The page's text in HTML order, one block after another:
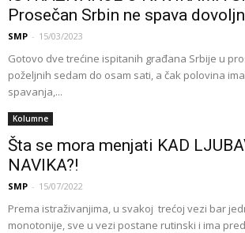
Prosečan Srbin ne spava
SMP - 15/03/2023
Gotovo dve trećine ispitanih građana Srbije u
poželjnih sedam do osam sati, a čak polovina
spavanja,...
Kolumne
Šta se mora menjati KAD
NAVIKA?!
SMP - 15/07/2022
Prema istraživanjima, u svakoj trećoj vezi bar
monotonije, sve u vezi postane rutinski i ima